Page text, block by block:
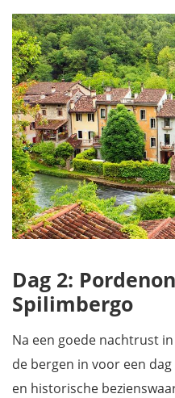
Dag 2:
Spilimbergo
Na een goede nachtrust
de bergen in voor een
en historische